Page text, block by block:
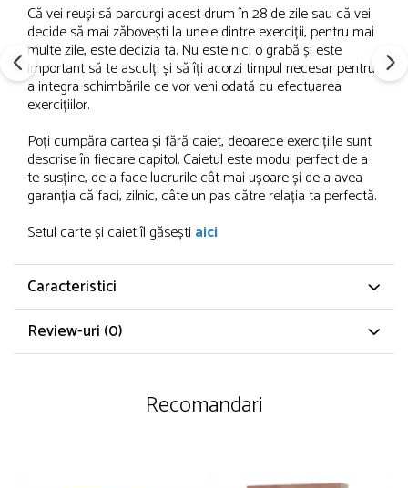
Că vei reuși să parcurgi acest drum în 28 de zile sau că vei
decide să mai zăbovești la unele dintre exerciții, pentru mai
multe zile, este decizia ta. Nu este nici o grabă și este
important să te asculți și să îți acorzi timpul necesar pentru
a integra schimbările ce vor veni odată cu efectuarea
exercițiilor.
Poți cumpăra cartea și fără caiet, deoarece exercițiile sunt
descrise în fiecare capitol. Caietul este modul perfect de a
te susține, de a face lucrurile cât mai ușoare și de a avea
garanția că faci, zilnic, câte un pas către relația ta perfectă.
Setul carte și caiet îl găsești aici
Caracteristici
Review-uri (0)
Recomandari